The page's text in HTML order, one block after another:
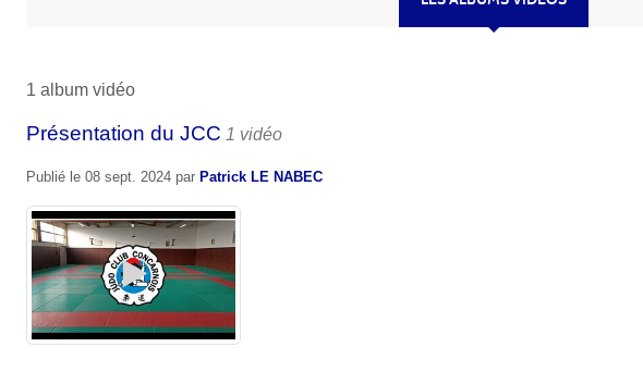
1 album vidéo
Présentation du JCC 1 vidéo
Publié le 08 sept. 2024 par Patrick LE NABEC